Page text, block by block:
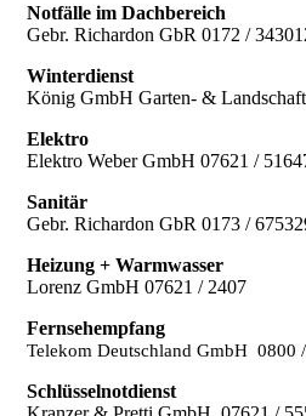
Notfälle im Dachbereich
Gebr. Richardon GbR 0172 /
Winterdienst
König GmbH Garten- &
Elektro
Elektro Weber GmbH 07621 /
Sanitär
Gebr. Richardon GbR 0173 /
Heizung + Warmwasser
Lorenz GmbH 07621 / 2407
Fernsehempfang
Telekom Deutschland GmbH 0800
Schlüsselnotdienst